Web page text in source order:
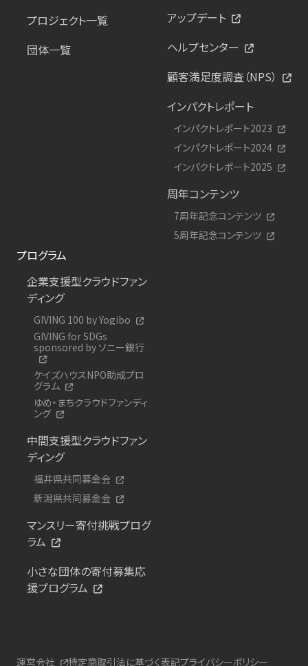
プロジェクト一覧
団体一覧
アップデート
ヘルプセンター
顧客満足度調査（NPS）
インパクトレポート
インパクトレポート2023
インパクトレポート2024
インパクトレポート2025
周年コンテンツ
7周年記念コンテンツ
5周年記念コンテンツ
プログラム
企業支援型クラウドファン
ディング
GIVING 100 by Yogibo
GIVING for SDGs
sponsored by ソニー銀行
ケイズハウスNPO助成プロ
グラム
ゆめ・まちクラウドファンディ
ング
中間支援型クラウドファン
ディング
福井県共同募金会
新潟県共同募金会
マンスリー寄付挑戦プログ
ラム
小さな団体の寄付募集応
援プログラム
運営会社 特定商取引法に基づく表記プライバシーポリシー